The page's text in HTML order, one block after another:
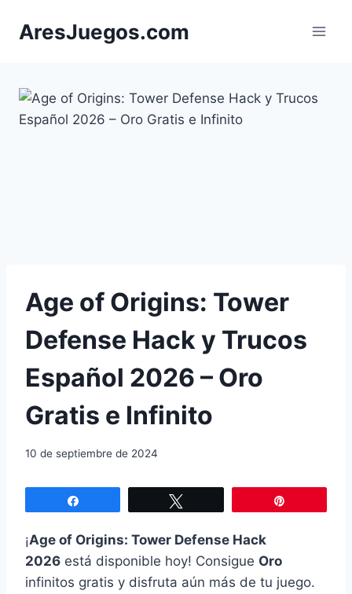
AresJuegos.com
Age of Origins: Tower
Defense Hack y Trucos
Español 2026 – Oro
Gratis e Infinito
10 de septiembre de 2024
¡Age of Origins: Tower Defense Hack
2026 está disponible hoy! Consigue Oro
infinitos gratis y disfruta aún más de tu juego.